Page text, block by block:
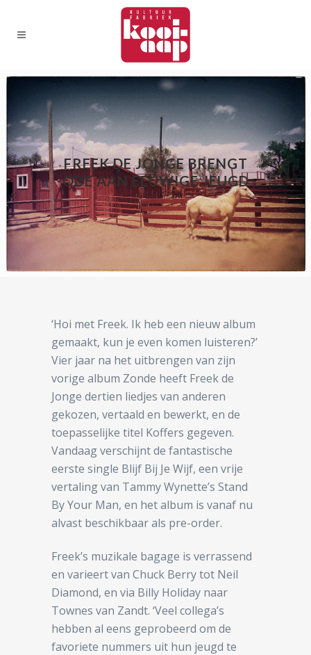
FREEK DE JONGE BRENGT
ODE AAN EEUWIGE JEUGD
‘Hoi met Freek. Ik heb een nieuw album
gemaakt, kun je even komen luisteren?’
Vier jaar na het uitbrengen van zijn
vorige album Zonde heeft Freek de
Jonge dertien liedjes van anderen
gekozen, vertaald en bewerkt, en de
toepasselijke titel Koffers gegeven.
Vandaag verschijnt de fantastische
eerste single Blijf Bij Je Wijf, een vrije
vertaling van Tammy Wynette’s Stand
By Your Man, en het album is vanaf nu
alvast beschikbaar als pre-order.
Freek’s muzikale bagage is verrassend
en varieert van Chuck Berry tot Neil
Diamond, en via Billy Holiday naar
Townes van Zandt. ‘Veel collega’s
hebben al eens geprobeerd om de
favoriete nummers uit hun jeugd te